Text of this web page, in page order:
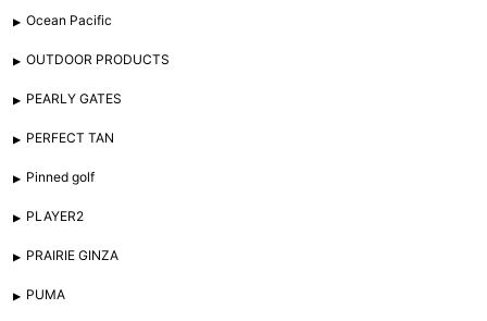
Ocean Pacific
OUTDOOR PRODUCTS
PEARLY GATES
PERFECT TAN
Pinned golf
PLAYER2
PRAIRIE GINZA
PUMA